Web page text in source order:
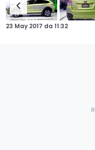
23 May 2017 da 11:32